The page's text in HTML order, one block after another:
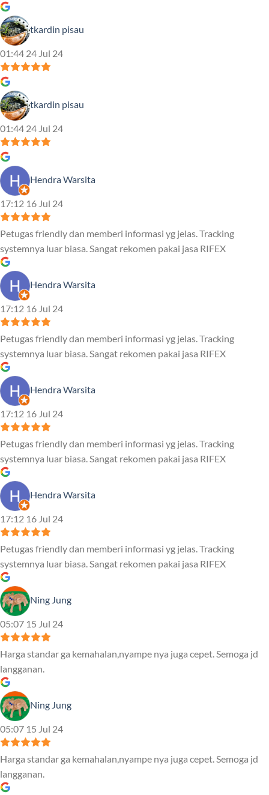
tkardin pisau
01:44 24 Jul 24
tkardin pisau
01:44 24 Jul 24
Hendra Warsita
17:12 16 Jul 24
Petugas friendly dan memberi informasi yg jelas. Tracking
systemnya luar biasa. Sangat rekomen pakai jasa RIFEX
Hendra Warsita
17:12 16 Jul 24
Petugas friendly dan memberi informasi yg jelas. Tracking
systemnya luar biasa. Sangat rekomen pakai jasa RIFEX
Hendra Warsita
17:12 16 Jul 24
Petugas friendly dan memberi informasi yg jelas. Tracking
systemnya luar biasa. Sangat rekomen pakai jasa RIFEX
Hendra Warsita
17:12 16 Jul 24
Petugas friendly dan memberi informasi yg jelas. Tracking
systemnya luar biasa. Sangat rekomen pakai jasa RIFEX
Ning Jung
05:07 15 Jul 24
Harga standar ga kemahalan,nyampe nya juga cepet. Semoga jd
langganan.
Ning Jung
05:07 15 Jul 24
Harga standar ga kemahalan,nyampe nya juga cepet. Semoga jd
langganan.